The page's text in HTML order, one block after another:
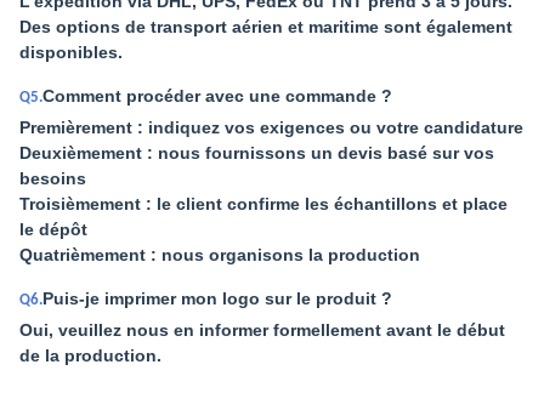
Des options de transport aérien et maritime sont également
disponibles.
Q5.Comment procéder avec une commande ?
Premièrement : indiquez vos exigences ou votre candidature
Deuxièmement : nous fournissons un devis basé sur vos
besoins
Troisièmement : le client confirme les échantillons et place
le dépôt
Quatrièmement : nous organisons la production
Q6.Puis-je imprimer mon logo sur le produit ?
Oui, veuillez nous en informer formellement avant le début
de la production.